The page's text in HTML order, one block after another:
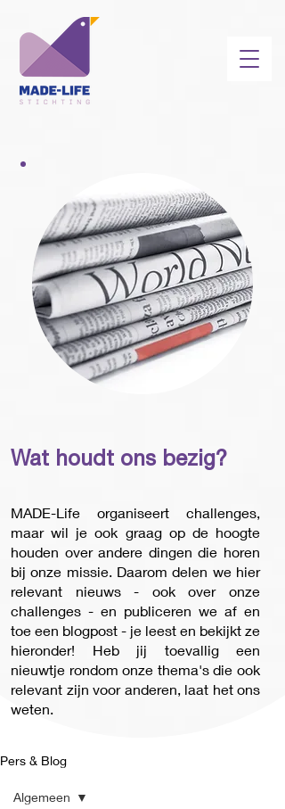
Wat houdt ons bezig?
MADE-Life organiseert challenges,
maar wil je ook graag op de hoogte
houden over andere dingen die horen
bij onze missie. Daarom delen we hier
relevant nieuws - ook over onze
challenges - en publiceren we af en
toe een blogpost - je leest en bekijkt ze
hieronder! Heb jij toevallig een
nieuwtje rondom onze thema's die ook
relevant zijn voor anderen, laat het ons
weten.
Pers & Blog
Algemeen